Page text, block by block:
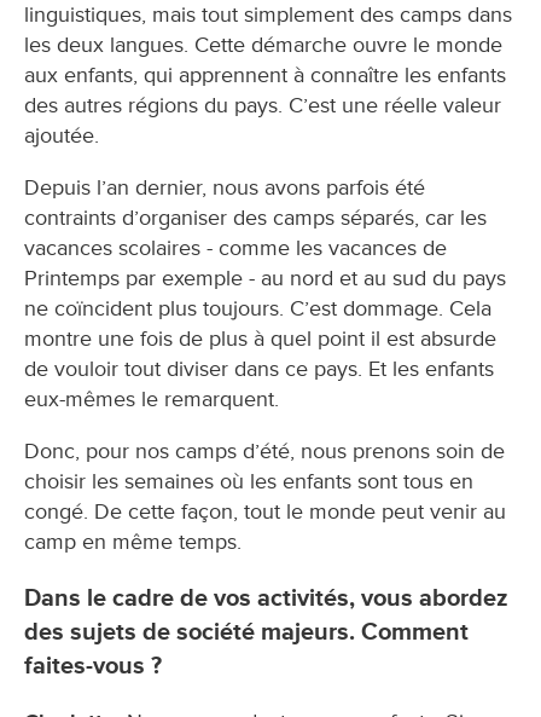
linguistiques, mais tout simplement des camps dans
les deux langues. Cette démarche ouvre le monde
aux enfants, qui apprennent à connaître les enfants
des autres régions du pays. C’est une réelle valeur
ajoutée.
Depuis l’an dernier, nous avons parfois été
contraints d’organiser des camps séparés, car les
vacances scolaires - comme les vacances de
Printemps par exemple - au nord et au sud du pays
ne coïncident plus toujours. C’est dommage. Cela
montre une fois de plus à quel point il est absurde
de vouloir tout diviser dans ce pays. Et les enfants
eux-mêmes le remarquent.
Donc, pour nos camps d’été, nous prenons soin de
choisir les semaines où les enfants sont tous en
congé. De cette façon, tout le monde peut venir au
camp en même temps.
Dans le cadre de vos activités, vous abordez
des sujets de société majeurs. Comment
faites-vous ?